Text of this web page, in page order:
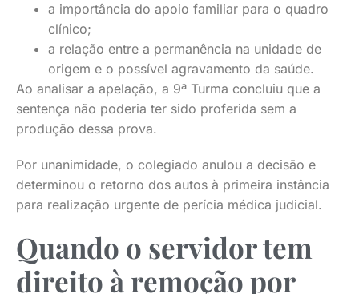
a importância do apoio familiar para o quadro
clínico;
a relação entre a permanência na unidade de
origem e o possível agravamento da saúde.
Ao analisar a apelação, a 9ª Turma concluiu que a
sentença não poderia ter sido proferida sem a
produção dessa prova.
Por unanimidade, o colegiado anulou a decisão e
determinou o retorno dos autos à primeira instância
para realização urgente de perícia médica judicial.
Quando o servidor tem
direito à remoção por